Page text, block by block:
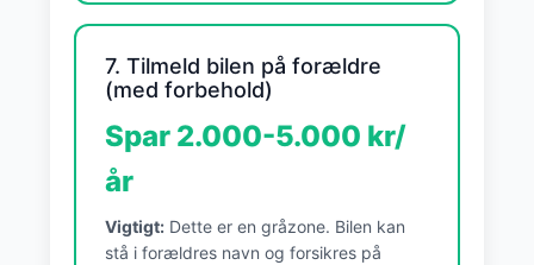
7. Tilmeld bilen på forældre
(med forbehold)
Spar 2.000-5.000 kr/
år
Vigtigt: Dette er en gråzone. Bilen kan
stå i forældres navn og forsikres på